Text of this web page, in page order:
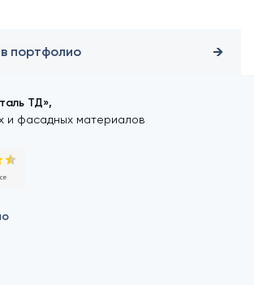
портфолио
ТД»,
и фасадных материалов